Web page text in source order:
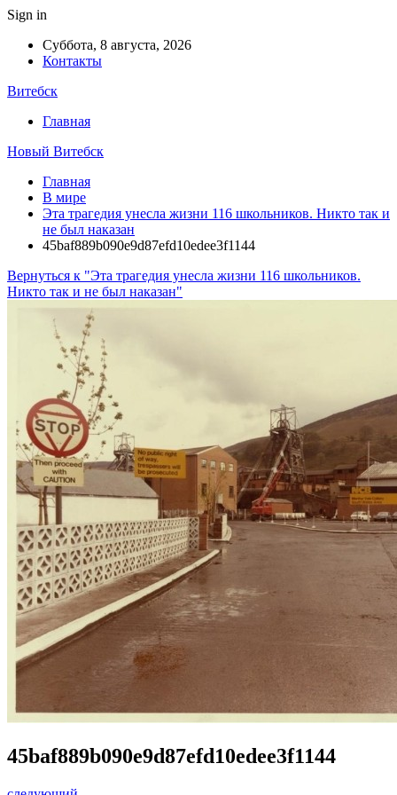
Sign in
Суббота, 8 августа, 2026
Контакты
Витебск
Главная
Новый Витебск
Главная
В мире
Эта трагедия унесла жизни 116 школьников. Никто так и
не был наказан
45baf889b090e9d87efd10edee3f1144
Вернуться к "Эта трагедия унесла жизни 116 школьников.
Никто так и не был наказан"
45baf889b090e9d87efd10edee3f1144